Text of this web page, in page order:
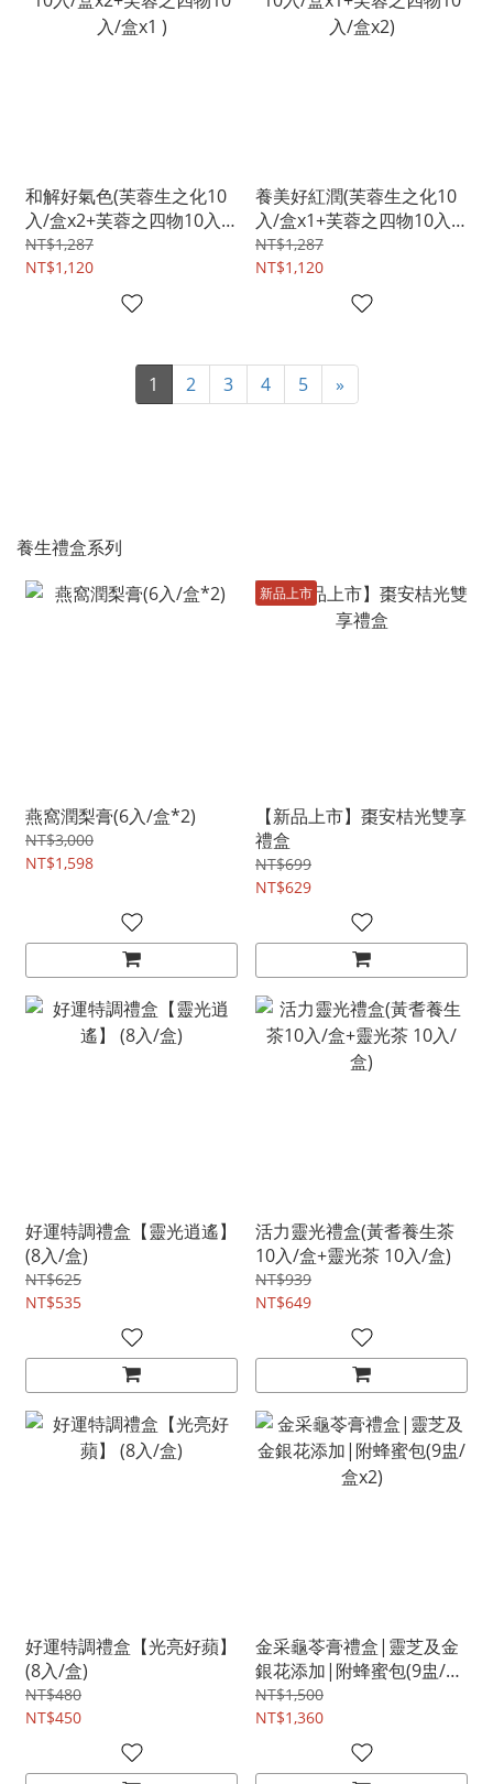
和解好氣色(芙蓉生之化10
入/盒x2+芙蓉之四物10入/
盒x1 )
NT$1,287
NT$1,120
養美好紅潤(芙蓉生之化10
入/盒x1+芙蓉之四物10入/
盒x2)
NT$1,287
NT$1,120
1 2 3 4 5 »
養生禮盒系列
燕窩潤梨膏(6入/盒*2)
NT$3,000
NT$1,598
新品上市
【新品上市】棗安桔光雙享
禮盒
NT$699
NT$629
好運特調禮盒【靈光逍遙】
(8入/盒)
NT$625
NT$535
活力靈光禮盒(黃耆養生茶
10入/盒+靈光茶 10入/盒)
NT$939
NT$649
好運特調禮盒【光亮好蘋】
(8入/盒)
NT$480
NT$450
金采龜苓膏禮盒|靈芝及金
銀花添加|附蜂蜜包(9盅/盒
x2)
NT$1,500
NT$1,360